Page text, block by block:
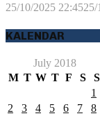
25/10/2025 22:4525/
KALENDAR
July 2018
M T W T F S
S
1
2
3 4 5 6 7
8